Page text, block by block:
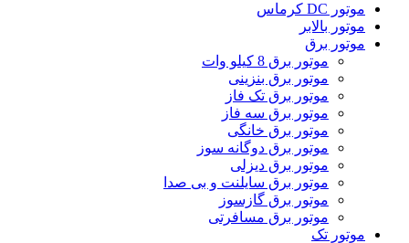
موتور DC کرماس
موتور بالابر
موتور برق
موتور برق 8 کیلو وات
موتور برق بنزینی
موتور برق تک فاز
موتور برق سه فاز
موتور برق خانگی
موتور برق دوگانه سوز
موتور برق دیزلی
موتور برق سایلنت و بی صدا
موتور برق گازسوز
موتور برق مسافرتی
موتور تک